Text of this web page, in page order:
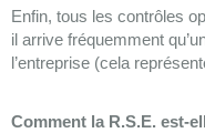
Enfin, tous les contrôles
il arrive fréquemment
l’entreprise (cela
Comment la R.S.E. est-